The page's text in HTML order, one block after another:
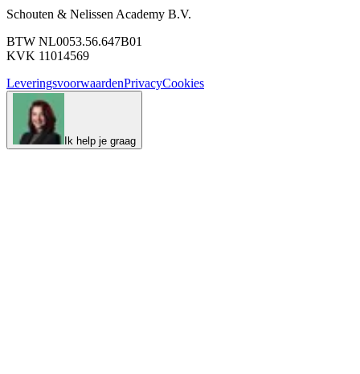
Schouten & Nelissen Academy B.V.
BTW NL0053.56.647B01
KVK 11014569
LeveringsvoorwaardenPrivacyCookies
Ik help je graag